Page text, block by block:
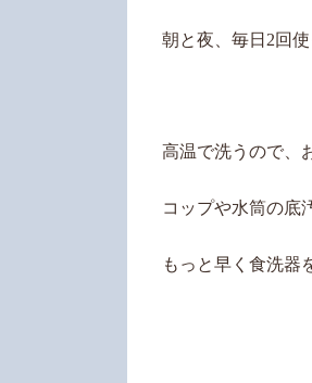
朝と夜、毎日2回
高温で洗うので、
コップや水筒の底
もっと早く食洗器